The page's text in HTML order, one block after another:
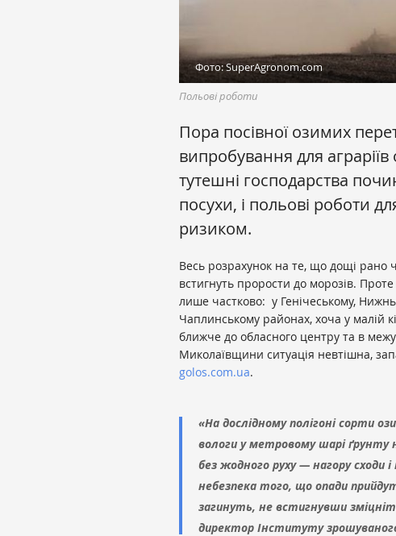
Фото: SuperAgronom.com
Польові роботи
Пора посівної озимих
випробування для аграріїв
тутешні господарства
посухи, і польові роботи
ризиком.
Весь розрахунок на те, що дощі рано
встигнуть прорости до морозів.
лише частково: у Генічеському,
Чаплинському районах, хоча у малій
ближче до обласного центру та в
Миколаївщини ситуація невтішна,
golos.com.ua.
«На дослідному полігоні сорти
вологи у метровому шарі ґрунту
без жодного руху — нагору
небезпека того, що опади
загинуть, не встигнувши
директор Інституту